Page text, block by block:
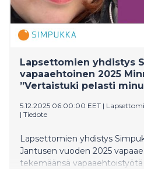
Lapsettomien yhdistys
vapaaehtoinen 2025
”Vertaistuki pelasti
5.12.2025 06:00:00 EET |
| Tiedote
Lapsettomien yhdistys
Jantusen vuoden 2025
tekemäänsä